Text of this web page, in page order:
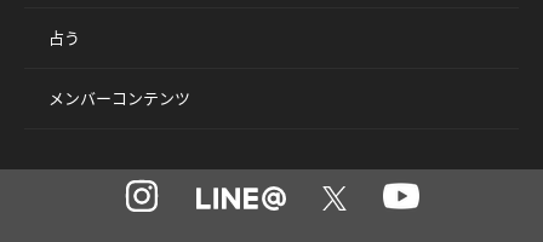
占う
メンバーコンテンツ